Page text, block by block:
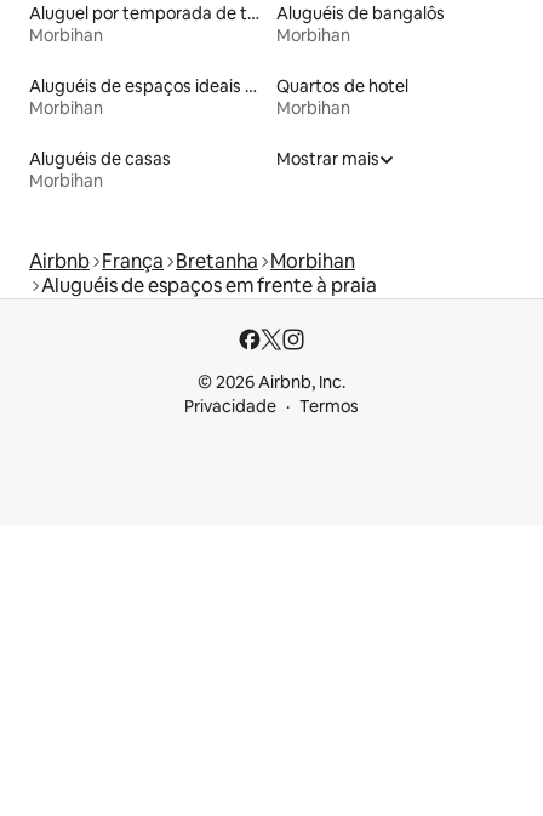
Aluguel por temporada de townhouses
Morbihan
Aluguéis de bangalôs
Morbihan
Aluguéis de espaços ideais para famílias
Morbihan
Quartos de hotel
Morbihan
Aluguéis de casas
Morbihan
Mostrar mais
Airbnb França Bretanha Morbihan
Aluguéis de espaços em frente à praia
© 2026 Airbnb, Inc.
Privacidade
Termos